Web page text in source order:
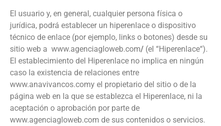
El usuario y, en general, cualquier persona física o
jurídica, podrá establecer un hiperenlace o dispositivo
técnico de enlace (por ejemplo, links o botones) desde su
sitio web a www.agenciagloweb.com/ (el “Hiperenlace“).
El establecimiento del Hiperenlace no implica en ningún
caso la existencia de relaciones entre
www.anavivancos.comy el propietario del sitio o de la
página web en la que se establezca el Hiperenlace, ni la
aceptación o aprobación por parte de
www.agenciagloweb.com de sus contenidos o servicios.